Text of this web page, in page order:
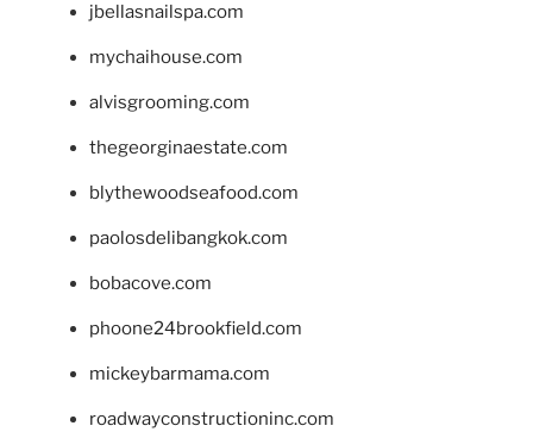
jbellasnailspa.com
mychaihouse.com
alvisgrooming.com
thegeorginaestate.com
blythewoodseafood.com
paolosdelibangkok.com
bobacove.com
phoone24brookfield.com
mickeybarmama.com
roadwayconstructioninc.com